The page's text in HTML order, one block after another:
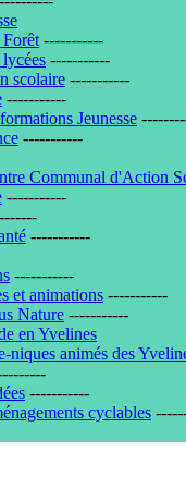
-----------
-----------
scolaire -----------
-----------
Jeunesse
-----------
Communal d'Action
-----------
-----------
-----------
et animations -----------
Nature -----------
en Yvelines
niques animés des
-----------
cyclables